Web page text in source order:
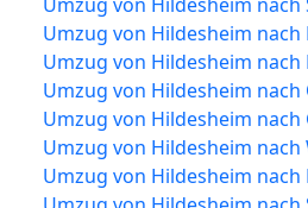
Umzug von Hildesheim nach
Umzug von Hildesheim nach
Umzug von Hildesheim nach
Umzug von Hildesheim nach
Umzug von Hildesheim nach
Umzug von Hildesheim